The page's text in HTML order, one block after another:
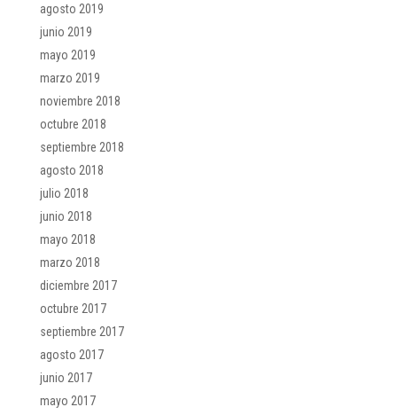
agosto 2019
junio 2019
mayo 2019
marzo 2019
noviembre 2018
octubre 2018
septiembre 2018
agosto 2018
julio 2018
junio 2018
mayo 2018
marzo 2018
diciembre 2017
octubre 2017
septiembre 2017
agosto 2017
junio 2017
mayo 2017